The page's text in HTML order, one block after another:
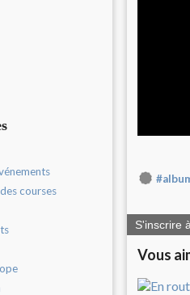
courses
S'inscrire
Vous